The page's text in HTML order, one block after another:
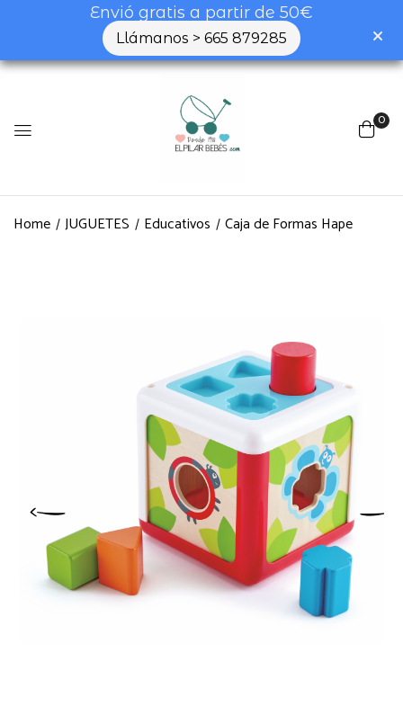
Envió gratis a partir de 50€
Llámanos > 665 879285
0
Home JUGUETES Educativos Caja de Formas Hape